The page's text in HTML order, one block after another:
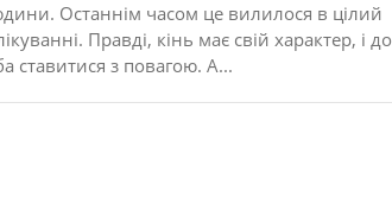
Останнім часом це вилилося в цілий
Правді, кінь має свій характер, і до
ставитися з повагою. А...